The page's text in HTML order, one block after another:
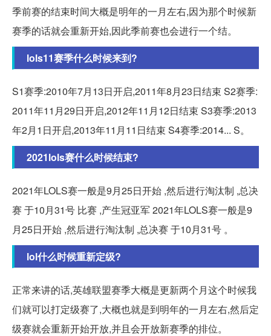
季前赛的结束时间大概是明年的一月左右,因为那个时候新
赛季的话就会重新开始,因此季前赛也会进行一个结。
lols11赛季什么时候来到?
S1赛季:2010年7月13日开启,2011年8月23日结束 S2赛季:
2011年11月29日开启,2012年11月12日结束 S3赛季:2013
年2月1日开启,2013年11月11日结束 S4赛季:2014... S。
2021lols赛什么时候结束?
2021年LOLS赛一般是9月25日开始 ,然后进行淘汰制 ,总决
赛 于10月31号 比赛 ,产生冠亚军 2021年LOLS赛一般是9
月25日开始 ,然后进行淘汰制 ,总决赛 于10月31号 。
lol什么时候重新定级?
正常来讲的话,英雄联盟赛季大概是更新两个月这个时候我
们就可以打定级赛了,大概也就是到明年的一月左右,然后定
级赛就会重新开始开放,并且会开放新赛季的排位。